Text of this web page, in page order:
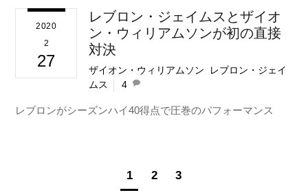
2020
2
27
レブロン・ジェイムスとザイオ
ン・ウィリアムソンが初の直接
対決
ザイオン・ウィリアムソン
レブロン・ジェイ
ムス
4
レブロンがシーズンハイ40得点で圧巻のパフォーマンス
1 2 3